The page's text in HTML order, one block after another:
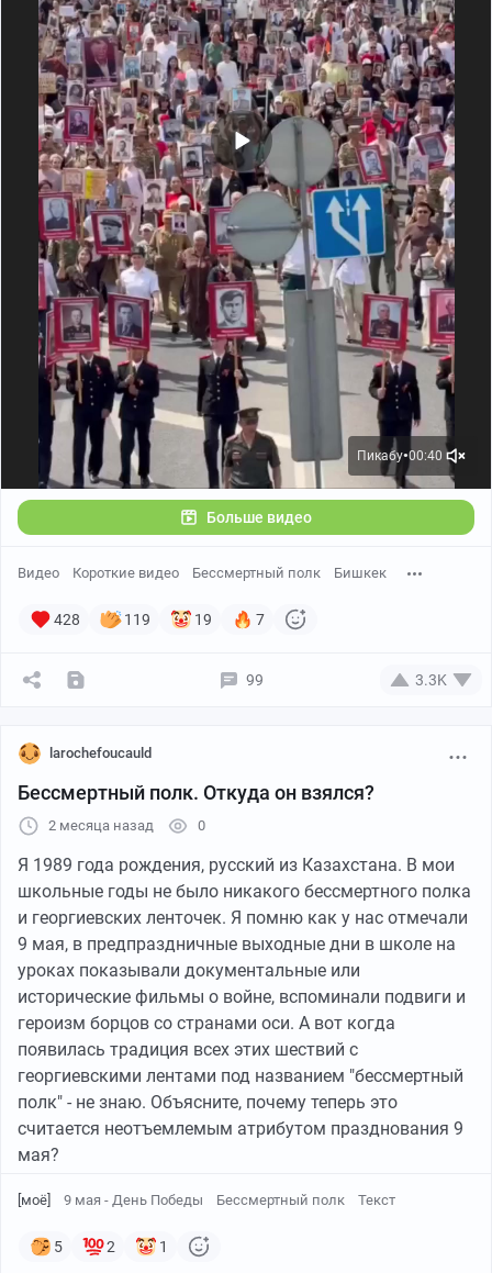
Пикабу●00:40
Больше видео
Видео Короткие видео Бессмертный полк Бишкек
428 119 19 7
99 3.3K
larochefoucauld
Бессмертный полк. Откуда он взялся?
2 месяца назад 0
Я 1989 года рождения, русский из Казахстана. В мои
школьные годы не было никакого бессмертного полка
и георгиевских ленточек. Я помню как у нас отмечали
9 мая, в предпраздничные выходные дни в школе на
уроках показывали документальные или
исторические фильмы о войне, вспоминали подвиги и
героизм борцов со странами оси. А вот когда
появилась традиция всех этих шествий с
георгиевскими лентами под названием "бессмертный
полк" - не знаю. Объясните, почему теперь это
считается неотъемлемым атрибутом празднования 9
мая?
[моё] 9 мая - День Победы Бессмертный полк Текст
5 2 1